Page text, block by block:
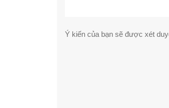
Ý kiến của bạn sẽ được xét